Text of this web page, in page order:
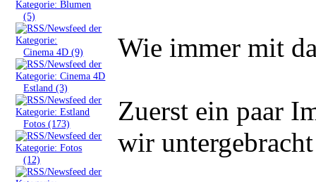
»(5)
»Cinema 4D (9)
»Estland (3)
»Fotos (173)
»(12)
Wie immer mit
Zuerst ein paar
wir